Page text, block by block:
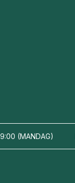
(MANDAG)